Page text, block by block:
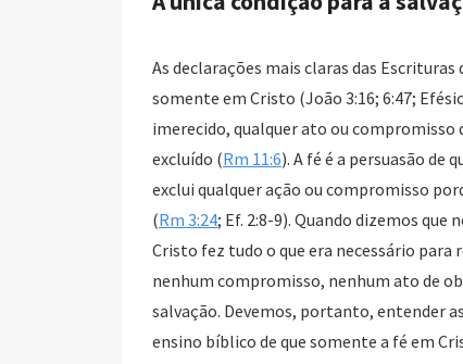
As declarações mais claras das
somente em Cristo (João 3:16; 6:47;
imerecido, qualquer ato ou compromisso
excluído (Rm 11:6). A fé é a persuasão de
exclui qualquer ação ou compromisso
(Rm 3:24; Ef. 2:8-9). Quando dizemos
Cristo fez tudo o que era necessário para
nenhum compromisso, nenhum ato de
salvação. Devemos, portanto, entender
ensino bíblico de que somente a fé em